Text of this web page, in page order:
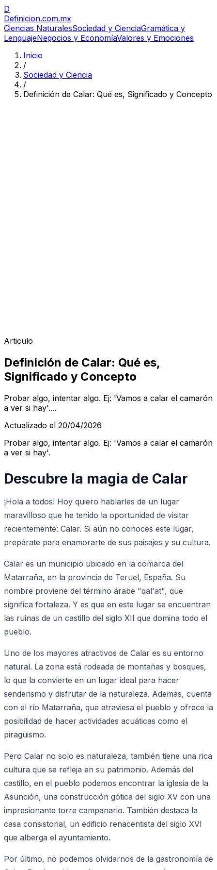
D
Definicion.com.mx
Ciencias NaturalesSociedad y CienciaGramática y
LenguajeNegocios y EconomíaValores y Emociones
Inicio
/
Sociedad y Ciencia
/
Definición de Calar: Qué es, Significado y Concepto
Articulo
Definición de Calar: Qué es,
Significado y Concepto
Probar algo, intentar algo. Ej: 'Vamos a calar el camarón
a ver si hay'....
Actualizado el 20/04/2026
Probar algo, intentar algo. Ej: 'Vamos a calar el camarón
a ver si hay'.
Descubre la magia de Calar
¡Hola a todos! Hoy quiero hablarles de un lugar
maravilloso que he tenido la oportunidad de visitar
recientemente: Calar. Si aún no conoces este lugar,
prepárate para enamorarte de sus paisajes y su cultura.
Calar es un municipio ubicado en la comarca del
Matarraña, en la provincia de Teruel, España. Su
nombre proviene del término árabe "qal'at", que
significa fortaleza. Y es que en este lugar se encuentran
las ruinas de un castillo del siglo XII que domina todo el
pueblo.
Uno de los mayores atractivos de Calar es su entorno
natural. La zona está rodeada de montañas y bosques,
lo que la convierte en un lugar ideal para hacer
senderismo y disfrutar de la naturaleza. Además, cuenta
con el río Matarraña, que atraviesa el pueblo y ofrece la
posibilidad de hacer actividades acuáticas como el
piragüismo.
Pero Calar no solo es naturaleza, también tiene una rica
cultura que se refleja en su patrimonio. Además del
castillo, en el pueblo podemos encontrar la iglesia de la
Asunción, una construcción gótica del siglo XV con una
impresionante torre campanario. También destaca la
casa consistorial, un edificio renacentista del siglo XVI
que alberga el ayuntamiento.
Por último, no podemos olvidarnos de la gastronomía de